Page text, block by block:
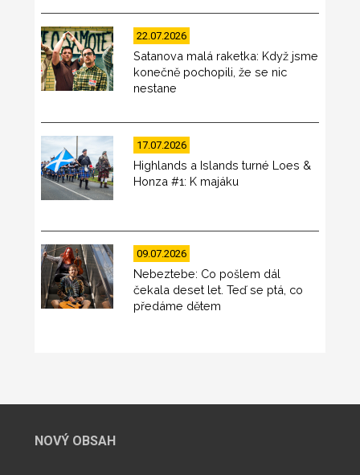
22.07.2026
Satanova malá raketka: Když jsme
konečně pochopili, že se nic
nestane
17.07.2026
Highlands a Islands turné Loes &
Honza #1: K majáku
09.07.2026
Nebeztebe: Co pošlem dál
čekala deset let. Teď se ptá, co
předáme dětem
NOVÝ OBSAH